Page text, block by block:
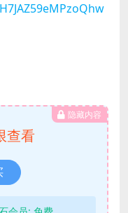
隐藏内容
查看